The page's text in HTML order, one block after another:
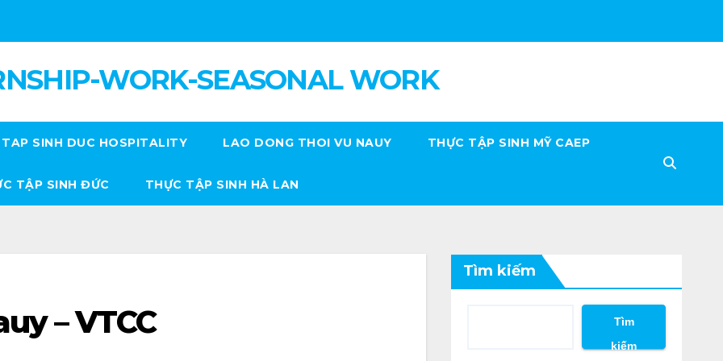
WORK-SEASONAL WORK
SINH DUC HOSPITALITY LAO DONG THOI VU NAUY THỰC TẬP SINH MỸ CAEP
TẬP SINH ĐỨC THỰC TẬP SINH HÀ LAN
– VTCC
Tìm kiếm
Tìm
kiếm